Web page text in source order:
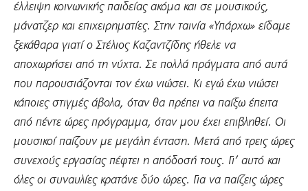
έλλειψη κοινωνικής παιδείας ακόμα και σε μουσικούς,
μάνατζερ και επιχειρηματίες. Στην ταινία «Υπάρχω» είδαμε
ξεκάθαρα γιατί ο Στέλιος Καζαντζίδης ήθελε να
αποχωρήσει από τη νύχτα. Σε πολλά πράγματα από αυτά
που παρουσιάζονται τον έχω νιώσει. Κι εγώ έχω νιώσει
κάποιες στιγμές άβολα, όταν θα πρέπει να παίξω έπειτα
από πέντε ώρες πρόγραμμα, όταν μου έχει επιβληθεί. Οι
μουσικοί παίζουν με μεγάλη ένταση. Μετά από τρεις ώρες
συνεχούς εργασίας πέφτει η απόδοσή τους. Γι’ αυτό και
όλες οι συναυλίες κρατάνε δύο ώρες. Για να παίζεις ώρες